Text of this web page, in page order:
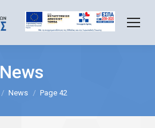
News
News Page 42